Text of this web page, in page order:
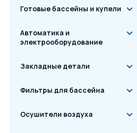
Готовые бассейны и купели
Автоматика и
электрооборудование
Закладные детали
Фильтры для бассейна
Осушители воздуха